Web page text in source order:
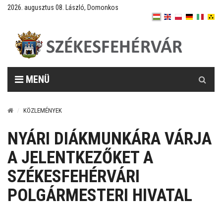
2026. augusztus 08. László, Domonkos
MENÜ
KÖZLEMÉNYEK
NYÁRI DIÁKMUNKÁRA VÁRJA
A JELENTKEZŐKET A
SZÉKESFEHÉRVÁRI
POLGÁRMESTERI HIVATAL